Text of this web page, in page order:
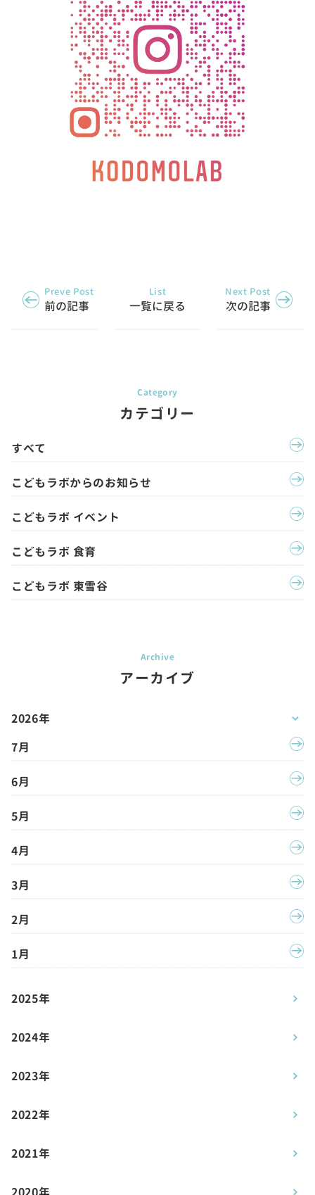
Preve Post
前の記事
List
一覧に戻る
Next Post
次の記事
カテゴリー
すべて
こどもラボからのお知らせ
こどもラボ イベント
こどもラボ 食育
こどもラボ 東雪谷
アーカイブ
2026年
7月
6月
5月
4月
3月
2月
1月
2025年
2024年
2023年
2022年
2021年